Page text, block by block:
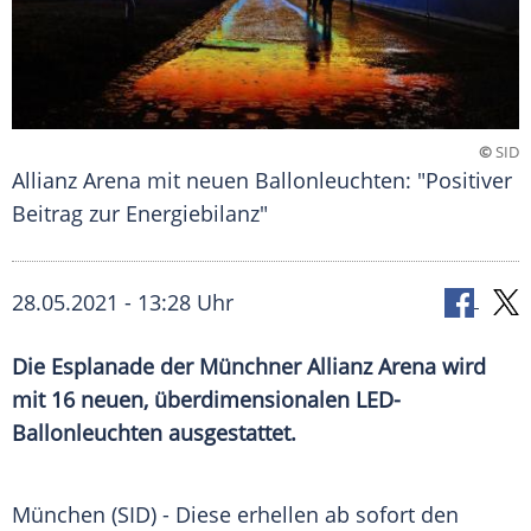
©SID
Allianz Arena mit neuen Ballonleuchten: "Positiver
Beitrag zur Energiebilanz"
28.05.2021 - 13:28 Uhr
Die Esplanade der MünchnerAllianz Arena wird
mit 16 neuen, überdimensionalen LED-
Ballonleuchten ausgestattet.
München (SID) - Diese erhellen ab sofort den